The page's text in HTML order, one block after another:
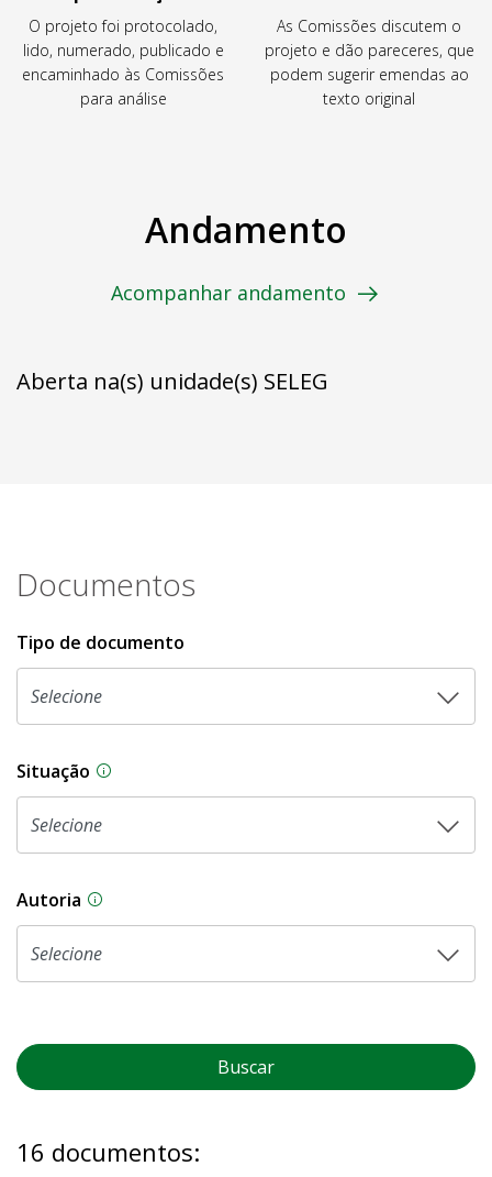
O projeto foi protocolado,
lido, numerado, publicado e
encaminhado às Comissões
para análise
As Comissões discutem o
projeto e dão pareceres, que
podem sugerir emendas ao
texto original
Andamento
Acompanhar andamento
Aberta na(s) unidade(s) SELEG
Documentos
Tipo de documento
Situação Na CLDF, as proposições legislativas
Autoria As proposições legislativas na CLDF podem
Buscar
16 documentos: